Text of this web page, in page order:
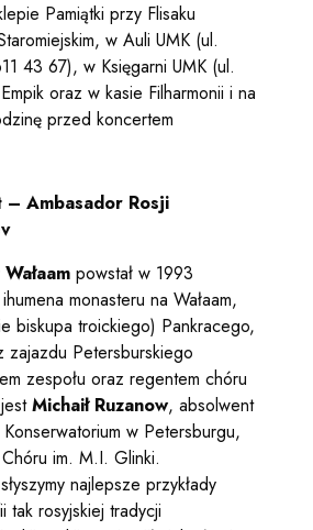
Pamiątki przy Flisaku
w Auli UMK (ul.
43 67), w Księgarni UMK (ul.
oraz w kasie Filharmonii i na
przed koncertem
Ambasador Rosji
Wałaam powstał w 1993
monasteru na Wałaam,
biskupa troickiego) Pankracego,
Petersburskiego
zespołu oraz regentem chóru
Michaił Ruzanow, absolwent
w Petersburgu,
im. M.I. Glinki.
najlepsze przykłady
tak rosyjskiej tradycji